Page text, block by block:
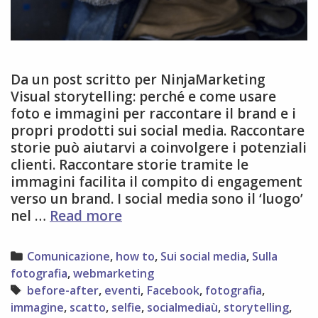
Da un post scritto per NinjaMarketing
Visual storytelling: perché e come usare
foto e immagini per raccontare il brand e i
propri prodotti sui social media. Raccontare
storie può aiutarvi a coinvolgere i potenziali
clienti. Raccontare storie tramite le
immagini facilita il compito di engagement
verso un brand. I social media sono il ‘luogo’
nel … Read more8
per
fare
visual
storytelling
Categories
Comunicazione, how to, Sui social media, Sulla
fotografia,webmarketing
Tags
before-after, eventi, Facebook, fotografia,
immagine, scatto, selfie, socialmediaù, storytelling,